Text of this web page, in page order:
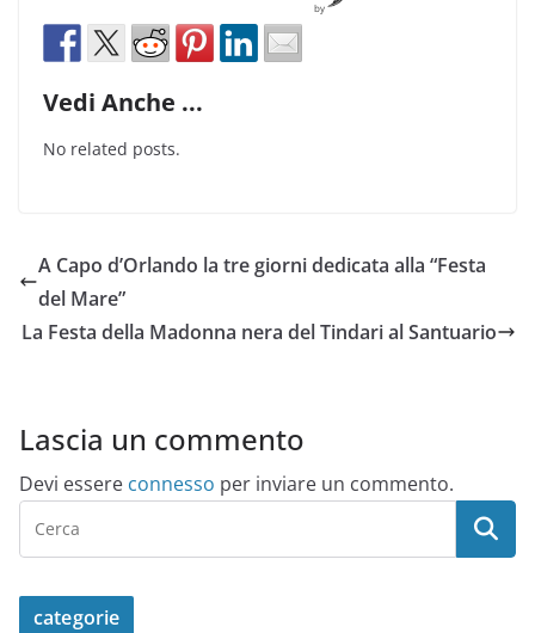
by
Vedi Anche ...
No related posts.
A Capo d’Orlando la tre giorni dedicata alla “Festa
del Mare”
La Festa della Madonna nera del Tindari al Santuario
Lascia un commento
Devi essere connesso per inviare un commento.
categorie